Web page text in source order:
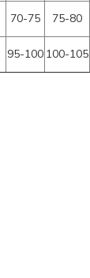
70-75 75-80
95-100 100-105